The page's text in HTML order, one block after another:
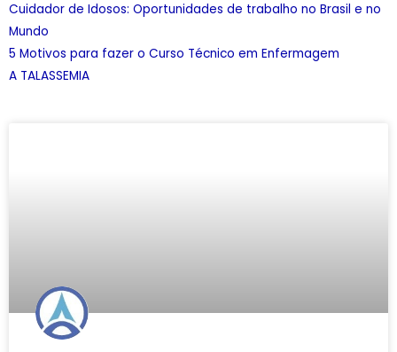
Cuidador de Idosos: Oportunidades de trabalho no Brasil e no
Mundo
5 Motivos para fazer o Curso Técnico em Enfermagem
A TALASSEMIA